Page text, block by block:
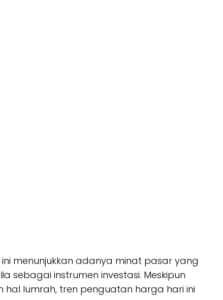
menunjukkan adanya minat pasar yang
sebagai instrumen investasi. Meskipun
hal lumrah, tren penguatan harga hari ini